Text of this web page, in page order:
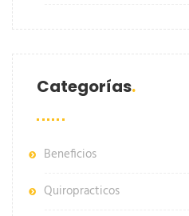
Categorías
Beneficios
Quiropracticos